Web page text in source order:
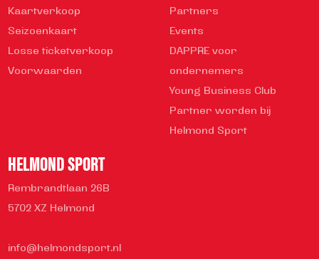
Kaartverkoop
Seizoenkaart
Losse ticketverkoop
Voorwaarden
Partners
Events
DAPPRE voor
ondernemers
Young Business Club
Partner worden bij
Helmond Sport
HELMOND SPORT
Rembrandtlaan 26B
5702 XZ Helmond
info@helmondsport.nl